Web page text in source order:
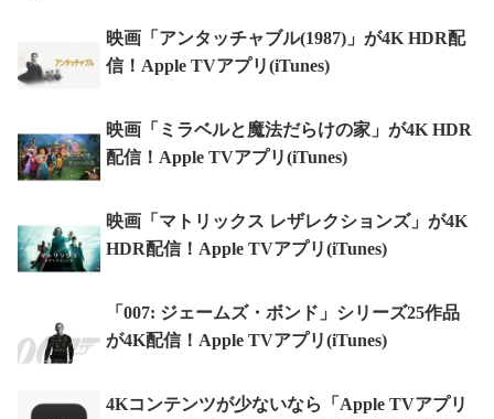
映画「アンタッチャブル(1987)」が4K HDR配
信！Apple TVアプリ(iTunes)
映画「ミラベルと魔法だらけの家」が4K HDR
配信！Apple TVアプリ(iTunes)
映画「マトリックス レザレクションズ」が4K
HDR配信！Apple TVアプリ(iTunes)
「007: ジェームズ・ボンド」シリーズ25作品
が4K配信！Apple TVアプリ(iTunes)
4Kコンテンツが少ないなら「Apple TVアプリ